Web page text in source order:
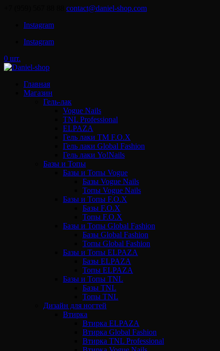
contact@daniel-shop.com
Instagram
Instagram
0 шт.
Главная
Магазин
Гель-лак
Vogue Nails
TNL Professional
ELPAZA
Гель лаки ТМ F.O.X
Гель лаки Global Fashion
Гель лаки Yo!Nails
Базы и Топы
Базы и Топы Vogue
Базы Vogue Nails
Топы Vogue Nails
Базы и Топы F.O.X
Базы F.O.X
Топы F.O.X
Базы и Топы Global Fashion
Базы Global Fashion
Топы Global Fashion
Базы и Топы ELPAZA
Базы ELPAZA
Топы ELPAZA
Базы и Топы TNL
Базы TNL
Топы TNL
Дизайн для ногтей
Втирка
Втирка ELPAZA
Втирка Global Fashion
Втирка TNL Professional